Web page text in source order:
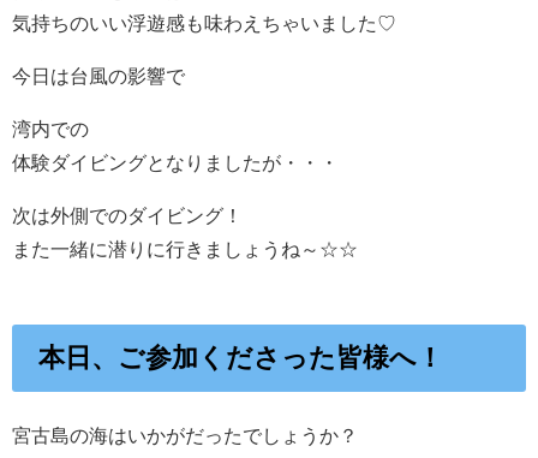
気持ちのいい浮遊感も味わえちゃいました♡
今日は台風の影響で
湾内での
体験ダイビングとなりましたが・・・
次は外側でのダイビング！
また一緒に潜りに行きましょうね～☆☆
本日、ご参加くださった皆様へ！
宮古島の海はいかがだったでしょうか？